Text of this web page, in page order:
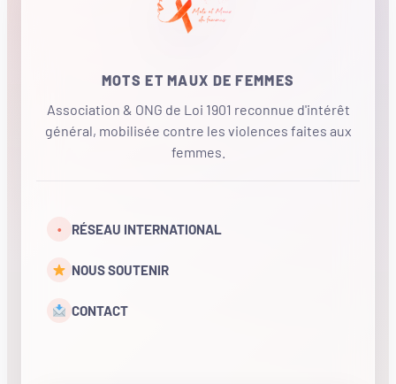
MOTS ET MAUX DE FEMMES
Association & ONG de Loi 1901 reconnue d'intérêt
général, mobilisée contre les violences faites aux
femmes.
• RÉSEAU INTERNATIONAL
NOUS SOUTENIR
CONTACT